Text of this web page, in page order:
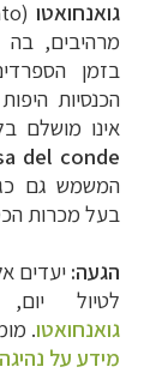
גואנחואטו(
מרהיבים,
בזמן
הכנסיות
אינו מושלם
del conde
המשמש גם
בעל מכרות
הגעה: יעדים
לטיול
גואנחואטו.
מידע על